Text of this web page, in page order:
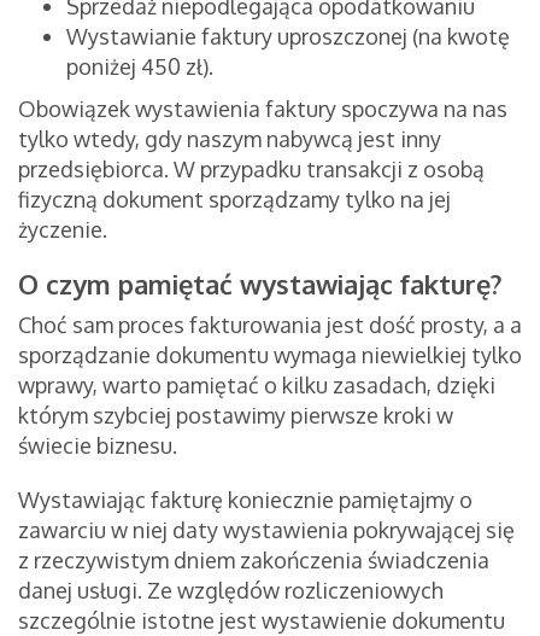
Sprzedaż niepodlegająca opodatkowaniu
Wystawianie faktury uproszczonej (na kwotę
poniżej 450 zł).
Obowiązek wystawienia faktury spoczywa na nas
tylko wtedy, gdy naszym nabywcą jest inny
przedsiębiorca. W przypadku transakcji z osobą
fizyczną dokument sporządzamy tylko na jej
życzenie.
O czym pamiętać wystawiając fakturę?
Choć sam proces fakturowania jest dość prosty, a a
sporządzanie dokumentu wymaga niewielkiej tylko
wprawy, warto pamiętać o kilku zasadach, dzięki
którym szybciej postawimy pierwsze kroki w
świecie biznesu.
Wystawiając fakturę koniecznie pamiętajmy o
zawarciu w niej daty wystawienia pokrywającej się
z rzeczywistym dniem zakończenia świadczenia
danej usługi. Ze względów rozliczeniowych
szczególnie istotne jest wystawienie dokumentu